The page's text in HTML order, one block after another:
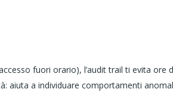
fuori orario), l’audit trail ti evita ore
aiuta a individuare comportamenti